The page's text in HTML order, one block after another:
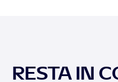
RESTA IN